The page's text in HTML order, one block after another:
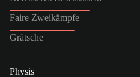
Faire Zweikämpfe
Grätsche
Physis